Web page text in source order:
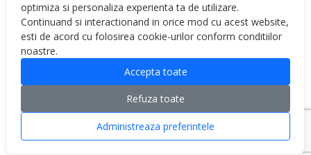
optimiza si personaliza experienta ta de utilizare.
Continuand si interactionand in orice mod cu acest website,
esti de acord cu folosirea cookie-urilor conform conditiilor
noastre.
Accepta toate
Refuza toate
Administreaza preferintele
Post navigation
←
intretinere si curatare
Cum sa alegem blaturile
pentru baie→
Proudly powered by WordPress